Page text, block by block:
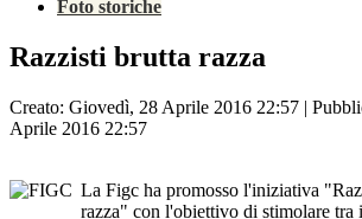
Foto storiche
Razzisti brutta razza
Creato: Giovedì, 28 Aprile 2016 22:57 |
Aprile 2016 22:57
La Figc ha promosso l'iniziativa
razza" con l'obiettivo di stimolare tra